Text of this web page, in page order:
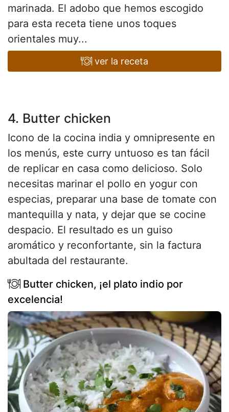
marinada. El adobo que hemos escogido
para esta receta tiene unos toques
orientales muy...
ver la receta
4. Butter chicken
Icono de la cocina india y omnipresente en
los menús, este curry untuoso es tan fácil
de replicar en casa como delicioso. Solo
necesitas marinar el pollo en yogur con
especias, preparar una base de tomate con
mantequilla y nata, y dejar que se cocine
despacio. El resultado es un guiso
aromático y reconfortante, sin la factura
abultada del restaurante.
Butter chicken, ¡el plato indio por
excelencia!